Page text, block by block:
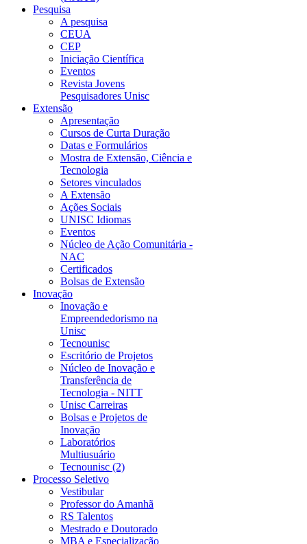
Pesquisa
A pesquisa
CEUA
CEP
Iniciação Científica
Eventos
Revista Jovens
Pesquisadores Unisc
Extensão
Apresentação
Cursos de Curta Duração
Datas e Formulários
Mostra de Extensão, Ciência e
Tecnologia
Setores vinculados
A Extensão
Ações Sociais
UNISC Idiomas
Eventos
Núcleo de Ação Comunitária -
NAC
Certificados
Bolsas de Extensão
Inovação
Inovação e
Empreendedorismo na
Unisc
Tecnounisc
Escritório de Projetos
Núcleo de Inovação e
Transferência de
Tecnologia - NITT
Unisc Carreiras
Bolsas e Projetos de
Inovação
Laboratórios
Multiusuário
Tecnounisc (2)
Processo Seletivo
Vestibular
Professor do Amanhã
RS Talentos
Mestrado e Doutorado
MBA e Especialização